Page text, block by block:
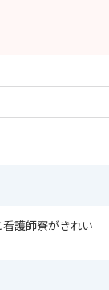
護師寮がきれい